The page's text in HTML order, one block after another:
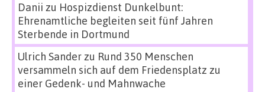
Danii zu Hospizdienst Dunkelbunt:
Ehrenamtliche begleiten seit fünf Jahren
Sterbende in Dortmund
Ulrich Sanderzu Rund 350 Menschen
versammeln sich auf dem Friedensplatz zu
einer Gedenk- und Mahnwache